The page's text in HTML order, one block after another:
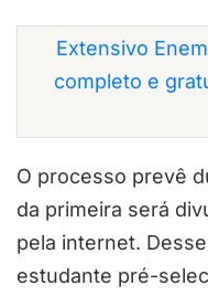
Extensivo
completo e
O processo prevê
da primeira será
pela internet.
estudante pré-